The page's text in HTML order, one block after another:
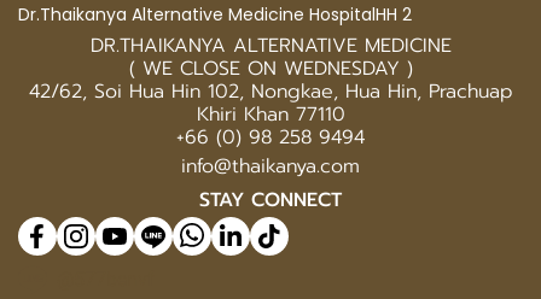
Dr.Thaikanya Alternative Medicine HospitalHH 2
DR.THAIKANYA ALTERNATIVE MEDICINE
( WE CLOSE ON WEDNESDAY )
42/62, Soi Hua Hin 102, Nongkae, Hua Hin, Prachuap
Khiri Khan 77110
+66 (0) 98 258 9494
info@thaikanya.com
STAY CONNECT